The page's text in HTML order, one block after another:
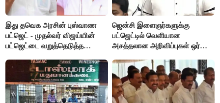
இது தவெக அரசின் புஸ்வாண
பட்ஜெட் - முதல்வர் விஜய்யின்
பட்ஜெட்டை வறுத்தெடுத்த
ஜென்சி இளைஞர்களுக்கு
பட்ஜெட்டில் வெளியான
அசத்தலான அறிவிப்புகள் ஒர்